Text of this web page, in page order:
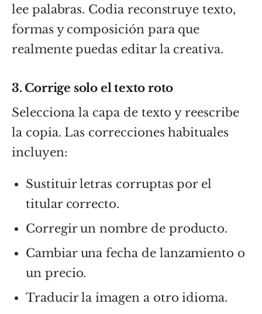
lee palabras. Codia reconstruye texto,
formas y composición para que
realmente puedas editar la creativa.
3. Corrige solo el texto roto
Selecciona la capa de texto y reescribe
la copia. Las correcciones habituales
incluyen:
Sustituir letras corruptas por el
titular correcto.
Corregir un nombre de producto.
Cambiar una fecha de lanzamiento o
un precio.
Traducir la imagen a otro idioma.